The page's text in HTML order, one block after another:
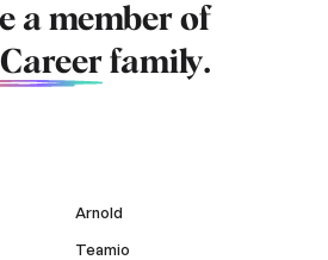
a member of
family.
Arnold
Teamio